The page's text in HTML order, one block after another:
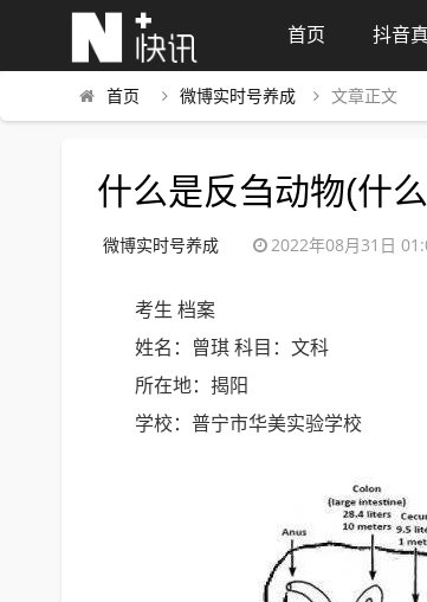
首页 抖音
首页 微博实时号养成 文章正文
什么是反刍动物(什
微博实时号养成 2022年08月31日
考生 档案
姓名：曾琪 科目：文科
所在地：揭阳
学校：普宁市华美实验学校